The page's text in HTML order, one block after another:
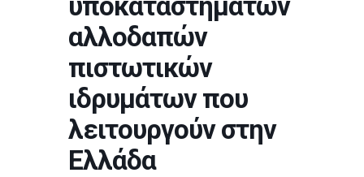
αλλοδαπών
πιστωτικών
ιδρυμάτων που
λειτουργούν στην
Ελλάδα